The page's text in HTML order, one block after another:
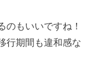
のもいいですね！
行期間も違和感な